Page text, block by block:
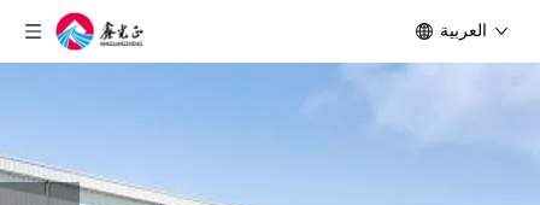
العربية